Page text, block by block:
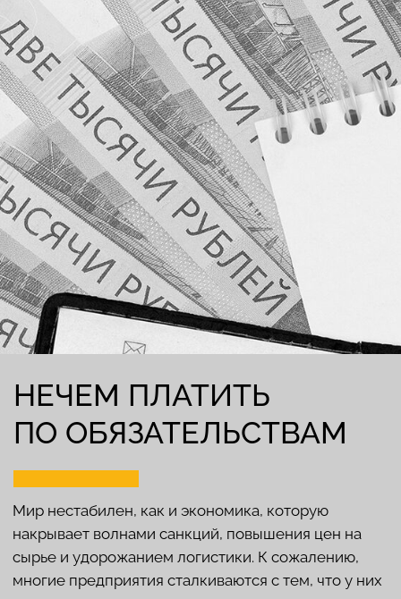
Субсидиарная ответственность — это
дополнительная ответственность, которая
может быть возложена на учредителей,
руководителей или контролирующих лиц
должника, если организация не выполняет
свои обязательства. Это может произойти в
следующих ситуациях:
Неправомерные действия:Если
учредители, руководители или
контролирующие лица должника
действовали в ущерб интересам
кредиторов, например, выводили
активы или принимали необоснованные
решения.
Фиктивное банкротство: Если
компания была признана банкротом, но
при этом установлено, что ее
учредители, руководители или
контролирующие лица должника
банкротства.
учредитель, руководитель или
Иные основания,о которых юристы